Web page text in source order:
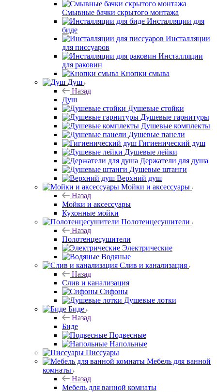
Смывные бачки скрытого монтажа
Инсталляции для
биде
Инсталляции
для писсуаров
Инсталляции
для раковин
Кнопки смыва
Душ
Назад
Душ
Душевые стойки
Душевые гарнитуры
Душевые комплекты
Душевые панели
Гигиенический душ
Душевые лейки
Держатели для душа
Душевые штанги
Верхний душ
Мойки и аксессуары
Назад
Мойки и аксессуары
Кухонные мойки
Полотенцесушители
Назад
Полотенцесушители
Электрические
Водяные
Слив и канализация
Назад
Слив и канализация
Сифоны
Душевые лотки
Биде
Назад
Биде
Подвесные
Напольные
Писсуары
Мебель для ванной
комнаты
Назад
Мебель для ванной комнаты